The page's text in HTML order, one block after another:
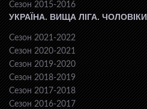
Сезон 2015-2016
УКРАЇНА. ВИЩА ЛІГА. ЧОЛОВІКИ
Сезон 2021-2022
Сезон 2020-2021
Сезон 2019-2020
Сезон 2018-2019
Сезон 2017-2018
Сезон 2016-2017